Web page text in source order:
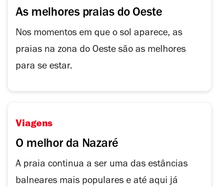
As melhores praias do Oeste
Nos momentos em que o sol aparece, as
praias na zona do Oeste são as melhores
para se estar.
Viagens
O melhor da Nazaré
A praia continua a ser uma das estâncias
balneares mais populares e até aqui já